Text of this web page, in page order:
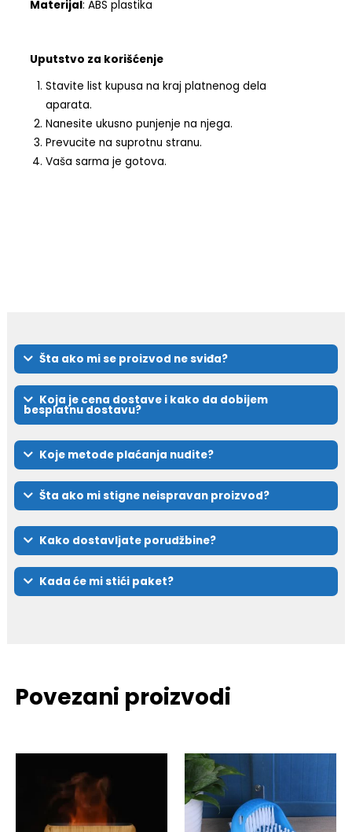
Materijal: ABS plastika
Uputstvo za korišćenje
Stavite list kupusa na kraj platnenog dela
aparata.
Nanesite ukusno punjenje na njega.
Prevucite na suprotnu stranu.
Vaša sarma je gotova.
Šta ako mi se proizvod ne sviđa?
Koja je cena dostave i kako da dobijem
besplatnu dostavu?
Koje metode plaćanja nudite?
Šta ako mi stigne neispravan proizvod?
Kako dostavljate porudžbine?
Kada će mi stići paket?
Povezani proizvodi